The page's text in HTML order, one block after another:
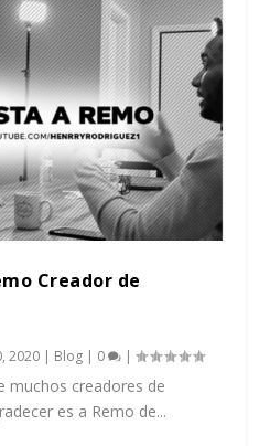
Creador de
2020 | Blog | 0 |
muchos creadores de
es a Remo de...